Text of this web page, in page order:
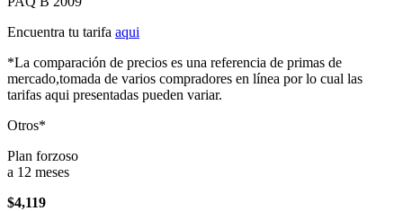
Encuentra tu tarifa aqui
*La comparación de precios es una referencia de primas de
mercado,tomada de varios compradores en línea por lo cual las
tarifas aqui presentadas pueden variar.
Otros*
Plan forzoso
a 12 meses
$4,119